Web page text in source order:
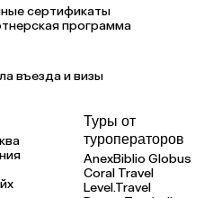
сертификаты
программа
въезда и визы
Туры от
туроператоров
AnexBiblio Globus
Coral Travel
Level.Travel